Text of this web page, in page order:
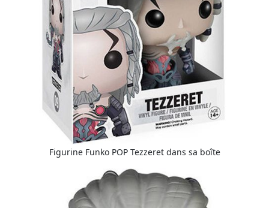
Figurine Funko POP Tezzeret dans sa boîte